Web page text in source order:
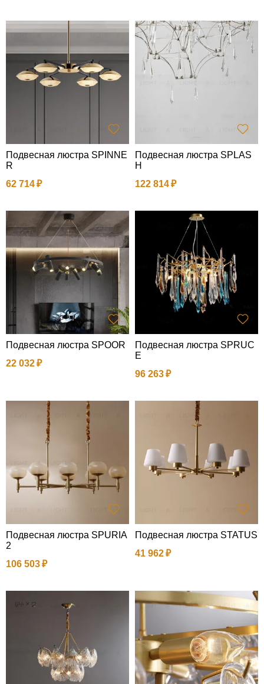
Подвесная люстра SPINNE
R
62 714
Подвесная люстра SPLAS
H
122 814
Подвесная люстра SPOOR
22 032
Подвесная люстра SPRUC
E
96 263
Подвесная люстра SPURIA
2
106 503
Подвесная люстра STATUS
41 962